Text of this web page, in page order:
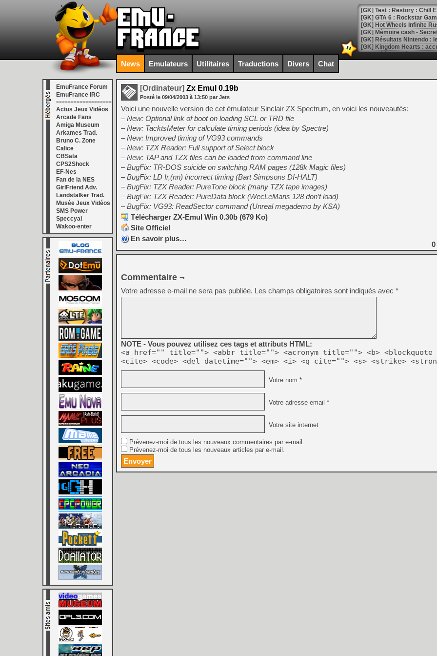
[GK] Test : Restory : Chill
[GK] GTA 6 : Rockstar
[GK] Hot Wheels Infinite
[GK] Mémoire cash -
[GK] Résultats Nintendo :
[GK] Déjà des
[Mo5] Brickboy cherche à
[GK] Minecraft et ses «
[GK] Beast of
[GK] Ubisoft : fin de partie
[GK] Mémoire cash -
[GK] Dan Houser (GTA)
[GK] Comment EA Sports
[GK] Crimson Moon : un
[GK] Isle of Reveries : le
[GK] Moonlighter 2 : The
[GK] Capcom relance
[Mo5] Deux inédits du
[GK] Le beat'em up The
[GK] Endless Legend 2 :
[LS] [PS5] Le WebKit
[GK] Oubliez Crazy Taxi,
[LS] [Switch] NSZ 5.0.0
[GK] No More Room in
[GK] Un chatbot Atelier
[GK] Mémoire cash -
[GK] Nvidia : le prix des
[GK] Suikoden Star Leap :
[Mo5] La mini borne
[GK] Atari renoue avec les
[GK] Pourquoi Marvel
News Emulateurs Utilitaires Traductions Divers Chat
EmuFrance Forum
EmuFrance IRC
===================
Actus Jeux Vidéos
Arcade Fans
Amiga Museum
Arkames Trad.
Bruno C. Zone
Calice
CBSata
CPS2Shock
EF-Nes
Fan de la NES
GirlFriend Adv.
Landstalker Trad.
Musée Jeux Vidéos
SMS Power
Speccyal
Wakoo-enter
[Ordinateur] Zx Emul 0.19b
Posté le 09/04/2003 à 13:50 par Jets
Voici une nouvelle version de cet émulateur Sinclair ZX Spectrum, en voici les nouveautés:
– New: Optional link of boot on loading SCL or TRD file
– New: TacktsMeter for calculate timing periods (idea by Spectre)
– New: Improved timing of VG93 commands
– New: TZX Reader: Full support of Select block
– New: TAP and TZX files can be loaded from command line
– BugFix: TR-DOS suicide on switching RAM pages (128k Magic files)
– BugFix: LD Ir,(nn) incorrect timing (Bart Simpsons DI-HALT)
– BugFix: TZX Reader: PureTone block (many TZX tape images)
– BugFix: TZX Reader: PureData block (WecLeMans 128 don’t load)
– BugFix: VG93: ReadSector command (Unreal megademo by KSA)
Télécharger ZX-Emul Win 0.30b (679 Ko)
Site Officiel
En savoir plus…
0
Commentaire ¬
Votre adresse e-mail ne sera pas publiée. Les champs obligatoires sont indiqués avec *
NOTE - Vous pouvez utilisez ces tags et attributs HTML:
<a href="" title=""> <abbr title=""> <acronym title=""> <b> <blockquote
<cite> <code> <del datetime=""> <em> <i> <q cite=""> <s> <strike>
Votre nom *
Votre adresse email *
Votre site internet
Prévenez-moi de tous les nouveaux commentaires par e-mail.
Prévenez-moi de tous les nouveaux articles par e-mail.